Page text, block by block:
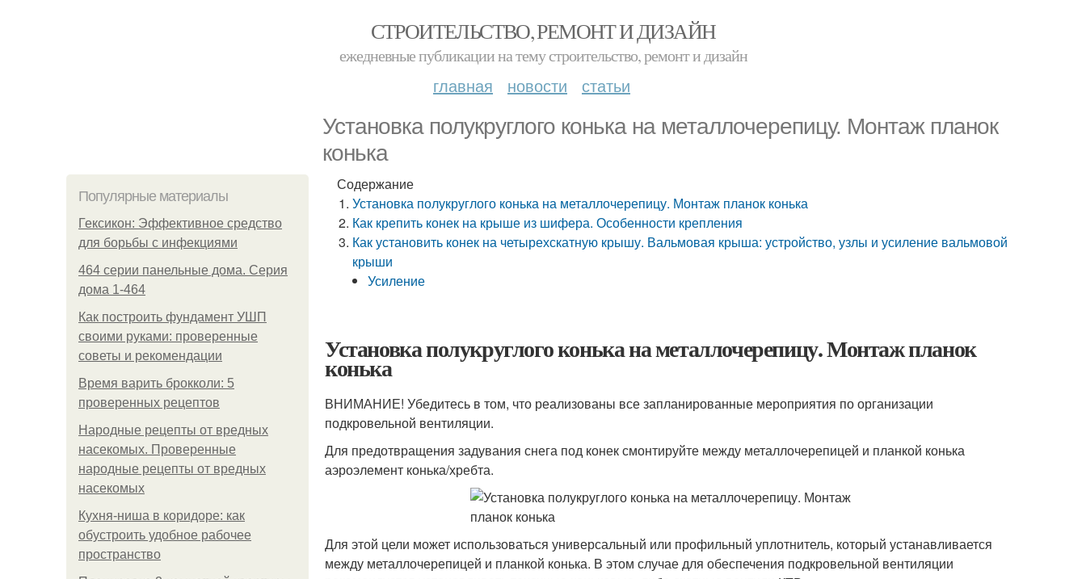
СТРОИТЕЛЬСТВО, РЕМОНТ И ДИЗАЙН
ежедневные публикации на тему строительство, ремонт и дизайн
главная новости статьи
Установка полукруглого конька на металлочерепицу. Монтаж планок
конька
Популярные материалы
Гексикон: Эффективное средство
для борьбы с инфекциями
464 серии панельные дома. Серия
дома 1-464
Как построить фундамент УШП
своими руками: проверенные
советы и рекомендации
Время варить брокколи: 5
проверенных рецептов
Народные рецепты от вредных
насекомых. Проверенные
народные рецепты от вредных
насекомых
Кухня-ниша в коридоре: как
обустроить удобное рабочее
пространство
Содержание
Установка полукруглого конька на металлочерепицу. Монтаж планок конька
Как крепить конек на крыше из шифера. Особенности крепления
Как установить конек на четырехскатную крышу. Вальмовая крыша: устройство, узлы и усиление вальмовой
крыши
Усиление
Установка полукруглого конька на металлочерепицу. Монтаж планок
конька
ВНИМАНИЕ! Убедитесь в том, что реализованы все запланированные мероприятия по организации
подкровельной вентиляции.
Для предотвращения задувания снега под конек смонтируйте между металлочерепицей и планкой конька
аэроэлемент конька/хребта.
Для этой цели может использоваться универсальный или профильный уплотнитель, который устанавливается
между металлочерепицей и планкой конька. В этом случае для обеспечения подкровельной вентиляции